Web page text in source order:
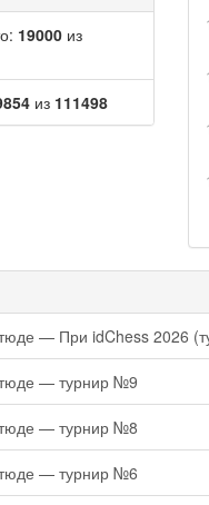
19000 из
из 111498
— При idChess 2026
— турнир №9
— турнир №8
— турнир №6